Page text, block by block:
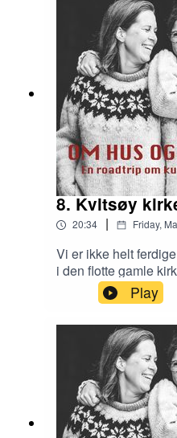
8. Kvitsøy
20:34 | Friday,
Vi er ikke helt
i den flotte gamle
også høre litt mer
som Helene jobber
Play